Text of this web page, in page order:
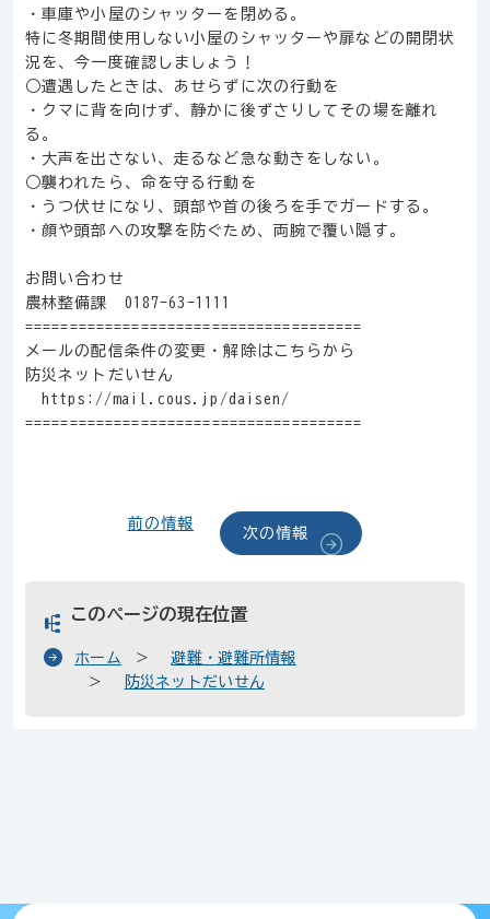
・車庫や小屋のシャッターを閉める。
特に冬期間使用しない小屋のシャッターや扉などの開閉状
況を、今一度確認しましょう！
○遭遇したときは、あせらずに次の行動を
・クマに背を向けず、静かに後ずさりしてその場を離れ
る。
・大声を出さない、走るなど急な動きをしない。
○襲われたら、命を守る行動を
・うつ伏せになり、頭部や首の後ろを手でガードする。
・顔や頭部への攻撃を防ぐため、両腕で覆い隠す。
お問い合わせ
農林整備課 0187-63-1111
======================================
メールの配信条件の変更・解除はこちらから
防災ネットだいせん
https://mail.cous.jp/daisen/
======================================
前の情報
次の情報
このページの現在位置
ホーム
避難・避難所情報
防災ネットだいせん